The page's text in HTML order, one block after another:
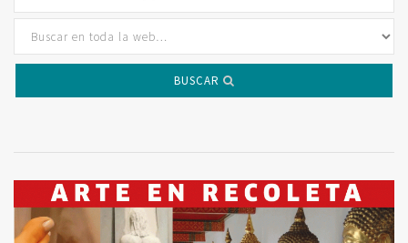
BUSCAR